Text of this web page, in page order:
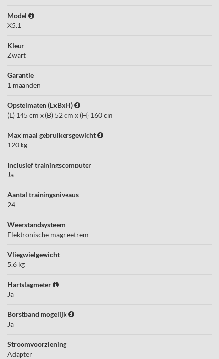
Model
X5.1
Kleur
Zwart
Garantie
1 maanden
Opstelmaten (LxBxH)
(L) 145 cm x (B) 52 cm x (H) 160 cm
Maximaal gebruikersgewicht
120 kg
Inclusief trainingscomputer
Ja
Aantal trainingsniveaus
24
Weerstandsysteem
Elektronische magneetrem
Vliegwielgewicht
5.6 kg
Hartslagmeter
Ja
Borstband mogelijk
Ja
Stroomvoorziening
Adapter